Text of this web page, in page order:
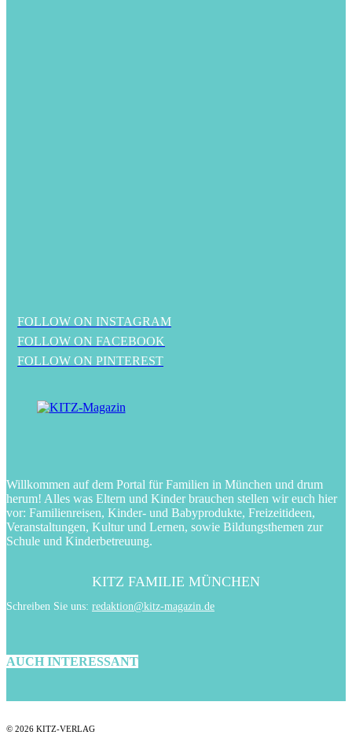
FOLLOW ON INSTAGRAM
FOLLOW ON FACEBOOK
FOLLOW ON PINTEREST
Willkommen auf dem Portal für Familien in München und drum
herum! Alles was Eltern und Kinder brauchen stellen wir euch hier
vor: Familienreisen, Kinder- und Babyprodukte, Freizeitideen,
Veranstaltungen, Kultur und Lernen, sowie Bildungsthemen zur
Schule und Kinderbetreuung.
KITZ FAMILIE MÜNCHEN
Schreiben Sie uns: redaktion@kitz-magazin.de
AUCH INTERESSANT
© 2026 KITZ-VERLAG